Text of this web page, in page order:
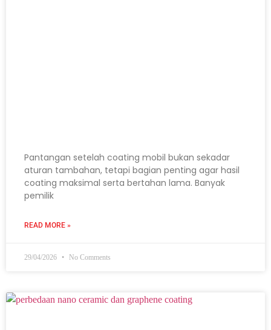
Pantangan setelah coating mobil bukan sekadar
aturan tambahan, tetapi bagian penting agar hasil
coating maksimal serta bertahan lama. Banyak
pemilik
READ MORE »
29/04/2026 No Comments